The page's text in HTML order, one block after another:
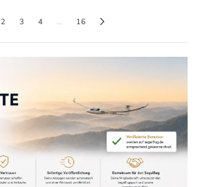
2 3 4 … 16